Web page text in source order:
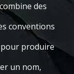
des
conventions
pour produire
un nom,